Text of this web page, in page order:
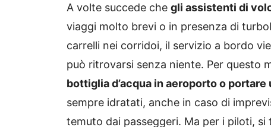
A volte succede che gli assistenti di
viaggi molto brevi o in presenza di
carrelli nei corridoi, il servizio a bordo
può ritrovarsi senza niente. Per questo
bottiglia d’acqua in aeroporto o
sempre idratati, anche in caso di
temuto dai passeggeri. Ma per i piloti,